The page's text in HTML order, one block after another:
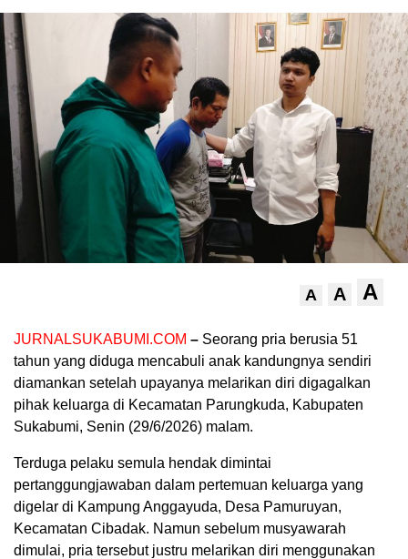
A A A
JURNALSUKABUMI.COM – Seorang pria berusia 51
tahun yang diduga mencabuli anak kandungnya sendiri
diamankan setelah upayanya melarikan diri digagalkan
pihak keluarga di Kecamatan Parungkuda, Kabupaten
Sukabumi, Senin (29/6/2026) malam.
Terduga pelaku semula hendak dimintai
pertanggungjawaban dalam pertemuan keluarga yang
digelar di Kampung Anggayuda, Desa Pamuruyan,
Kecamatan Cibadak. Namun sebelum musyawarah
dimulai, pria tersebut justru melarikan diri menggunakan